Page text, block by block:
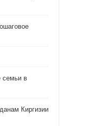
семьи в
Киргизии